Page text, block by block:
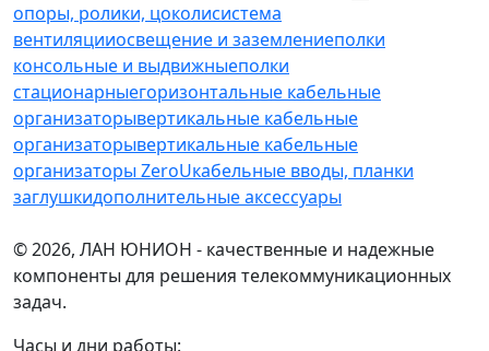
опоры, ролики, цоколиcистема
вентиляцииосвещение и заземлениеполки
консольные и выдвижныеполки
стационарныегоризонтальные кабельные
организаторывертикальные кабельные
организаторывертикальные кабельные
организаторы ZeroUкабельные вводы, планки
заглушкидополнительные аксессуары
© 2026, ЛАН ЮНИОН - качественные и надежные
компоненты для решения телекоммуникационных
задач.
Часы и дни работы: